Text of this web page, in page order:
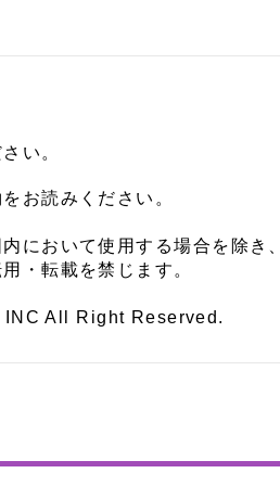
い。
お読みください。
において使用する場合を除き、
・転載を禁じます。
All Right Reserved.